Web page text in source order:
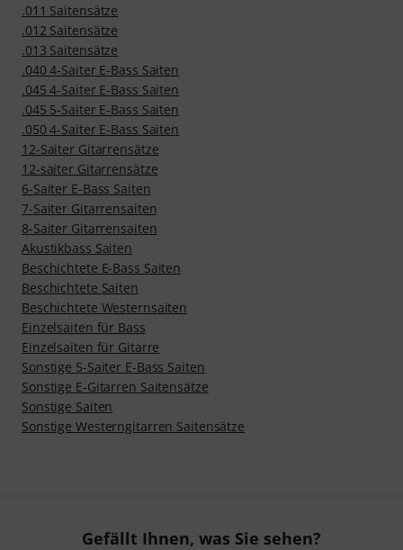
.011 Saitensätze
.012 Saitensätze
.013 Saitensätze
.040 4-Saiter E-Bass Saiten
.045 4-Saiter E-Bass Saiten
.045 5-Saiter E-Bass Saiten
.050 4-Saiter E-Bass Saiten
12-Saiter Gitarrensätze
12-saiter Gitarrensätze
6-Saiter E-Bass Saiten
7-Saiter Gitarrensaiten
8-Saiter Gitarrensaiten
Akustikbass Saiten
Beschichtete E-Bass Saiten
Beschichtete Saiten
Beschichtete Westernsaiten
Einzelsaiten für Bass
Einzelsaiten für Gitarre
Sonstige 5-Saiter E-Bass Saiten
Sonstige E-Gitarren Saitensätze
Sonstige Saiten
Sonstige Westerngitarren Saitensätze
Gefällt Ihnen, was Sie sehen?